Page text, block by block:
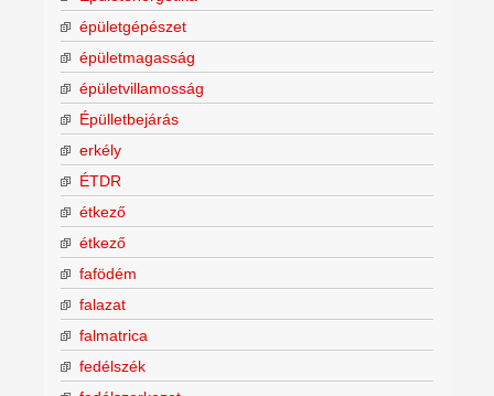
épületgépészet
épületmagasság
épületvillamosság
Épülletbejárás
erkély
ÉTDR
étkező
étkező
fafödém
falazat
falmatrica
fedélszék